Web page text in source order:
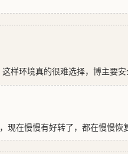
样环境真的很难选择，博主要安
现在慢慢有好转了，都在慢慢恢